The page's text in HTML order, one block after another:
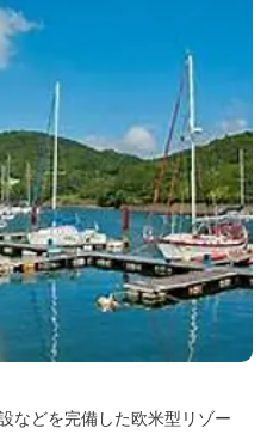
などを完備した欧米型リゾー